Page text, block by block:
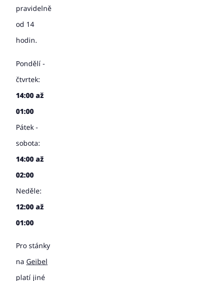
pravidelně
od 14
hodin.
Pondělí -
čtvrtek:
14:00 až
01:00
Pátek -
sobota:
14:00 až
02:00
Neděle:
12:00 až
01:00
Pro stánky
na Geibel
platí jiné